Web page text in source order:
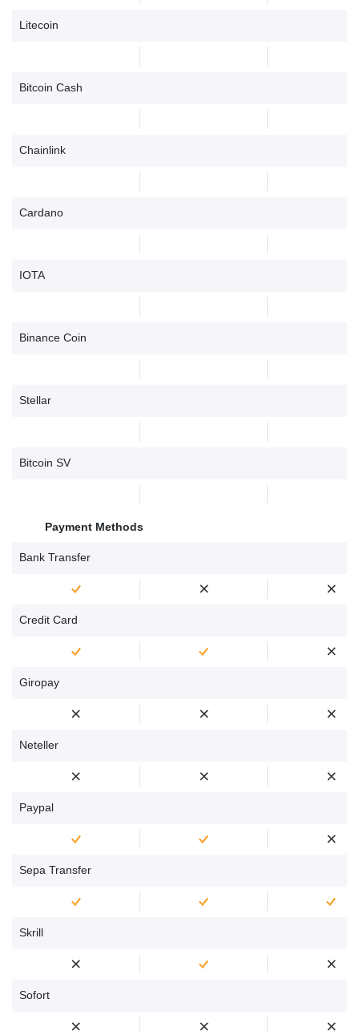
Litecoin
Bitcoin Cash
Chainlink
Cardano
IOTA
Binance Coin
Stellar
Bitcoin SV
Payment Methods
Bank Transfer
Credit Card
Giropay
Neteller
Paypal
Sepa Transfer
Skrill
Sofort